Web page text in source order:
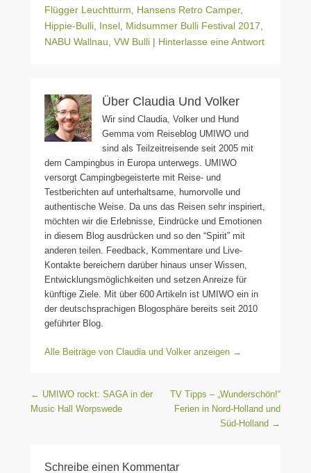
Flügger Leuchtturm
Hansens Retro Camper,
Hippie-Bulli Insel Midsummer Bulli Festival 2017
NABU Wallnau VW Bulli | Hinterlasse eine Antwort
Über Claudia Und Volker
Wir sind Claudia, Volker und Hund
Gemma vom Reiseblog UMIWO und
sind als Teilzeitreisende seit 2005 mit
dem Campingbus in Europa unterwegs. UMIWO
versorgt Campingbegeisterte mit Reise- und
Testberichten auf unterhaltsame, humorvolle und
authentische Weise. Da uns das Reisen sehr inspiriert,
möchten wir die Erlebnisse, Eindrücke und Emotionen
in diesem Blog ausdrücken und so den “Spirit” mit
anderen teilen. Feedback, Kommentare und Live-
Kontakte bereichern darüber hinaus unser Wissen,
Entwicklungsmöglichkeiten und setzen Anreize für
künftige Ziele. Mit über 600 Artikeln ist UMIWO ein in
der deutschsprachigen Blogosphäre bereits seit 2010
geführter Blog.
Alle Beiträge von Claudia und Volker anzeigen →
Beitragsnavigation
← UMIWO rockt: SAGA in der
Music Hall Worpswede
TV Tipps – „Wunderschön!“
Ferien in Nord-Holland und
Süd-Holland →
Schreibe einen Kommentar